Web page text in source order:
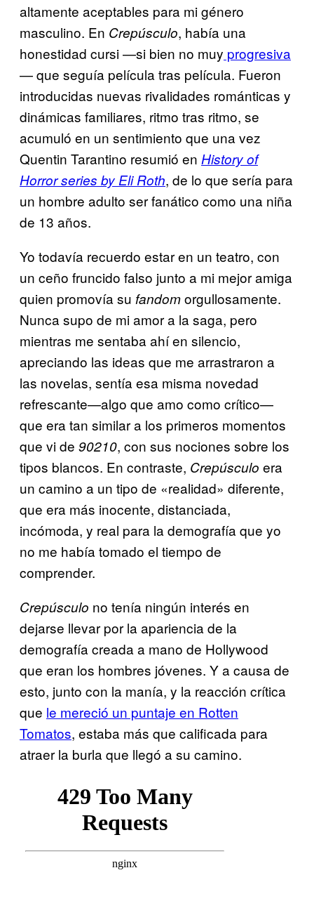
altamente aceptables para mi género
masculino. En Crepúsculo, había una
honestidad cursi —si bien no muy progresiva
— que seguía película tras película. Fueron
introducidas nuevas rivalidades románticas y
dinámicas familiares, ritmo tras ritmo, se
acumuló en un sentimiento que una vez
Quentin Tarantino resumió en History of
Horror series by Eli Roth, de lo que sería para
un hombre adulto ser fanático como una niña
de 13 años.
Yo todavía recuerdo estar en un teatro, con
un ceño fruncido falso junto a mi mejor amiga
quien promovía su fandomorgullosamente.
Nunca supo de mi amor a la saga, pero
mientras me sentaba ahí en silencio,
apreciando las ideas que me arrastraron a
las novelas, sentía esa misma novedad
refrescante—algo que amo como crítico—
que era tan similar a los primeros momentos
que vi de 90210, con sus nociones sobre los
tipos blancos. En contraste, Crepúsculo era
un camino a un tipo de «realidad» diferente,
que era más inocente, distanciada,
incómoda, y real para la demografía que yo
no me había tomado el tiempo de
comprender.
Crepúsculo no tenía ningún interés en
dejarse llevar por la apariencia de la
demografía creada a mano de Hollywood
que eran los hombres jóvenes. Y a causa de
esto, junto con la manía, y la reacción crítica
que le mereció un puntaje en Rotten
Tomatos, estaba más que calificada para
atraer la burla que llegó a su camino.